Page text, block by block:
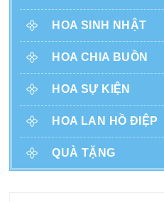
HOA SINH NHẬT
HOA CHIA BUỒN
HOA SỰ KIỆN
HOA LAN HỒ ĐIỆP
QUÀ TẶNG